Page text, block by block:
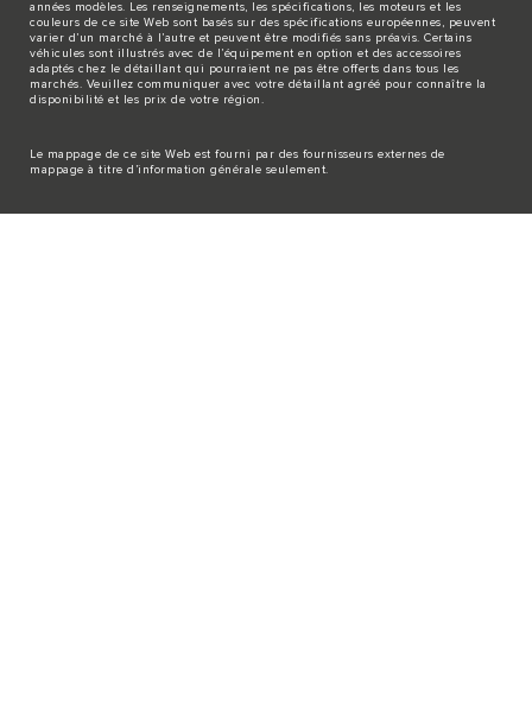
années modèles. Les renseignements, les spécifications, les moteurs et les
couleurs de ce site Web sont basés sur des spécifications européennes, peuvent
varier d’un marché à l’autre et peuvent être modifiés sans préavis. Certains
véhicules sont illustrés avec de l’équipement en option et des accessoires
adaptés chez le détaillant qui pourraient ne pas être offerts dans tous les
marchés. Veuillez communiquer avec votre détaillant agréé pour connaître la
disponibilité et les prix de votre région.
Le mappage de ce site Web est fourni par des fournisseurs externes de
mappage à titre d’information générale seulement.